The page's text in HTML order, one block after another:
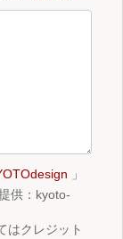
」
供：kyoto-
はクレジット